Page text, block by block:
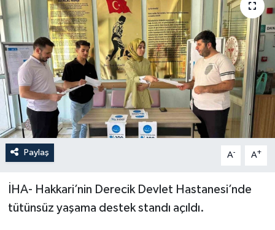
Paylaş A- A+
İHA- Hakkari’nin Derecik Devlet Hastanesi’nde
tütünsüz yaşama destek standı açıldı.
SAĞLIK
SİYASET
GÜNCEL
SPOR
YAŞAM
Yerel